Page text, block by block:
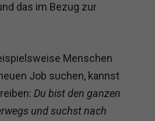
das im Bezug zur
Menschen
Job suchen, kannst
Du bist den ganzen
und suchst nach